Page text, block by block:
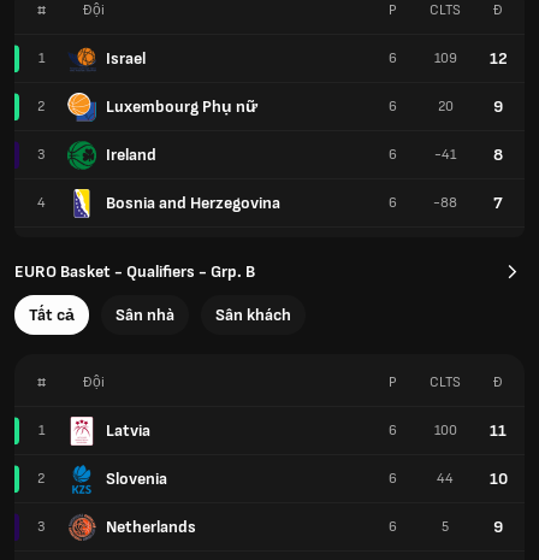
# Đội
1 Israel
2 Luxembourg Phụ nữ
3 Ireland
4 Bosnia and Herzegovina
P CLTS Đ
6 109 12
6 20 9
6 -41 8
6 -88 7
EURO Basket - Qualifiers - Grp. B
Tất cả Sân nhà Sân khách
# Đội
1 Latvia
2 Slovenia
3 Netherlands
P CLTS Đ
6 100 11
6 44 10
6 5 9